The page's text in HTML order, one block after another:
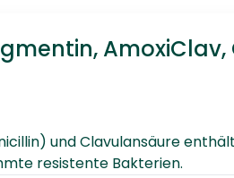
AmoxiClav,
und Clavulansäure
resistente Bakterien.